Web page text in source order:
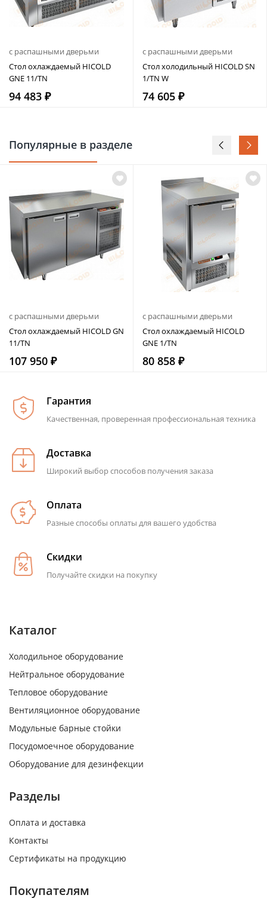
с распашными дверьми
Стол охлаждаемый HICOLD
GNE 11/TN
94 483 ₽
с распашными дверьми
Стол холодильный HICOLD SN
1/TN W
74 605 ₽
Популярные в разделе
с распашными дверьми
Стол охлаждаемый HICOLD GN
11/TN
107 950 ₽
с распашными дверьми
Стол охлаждаемый HICOLD
GNE 1/TN
80 858 ₽
Гарантия
Качественная, проверенная профессиональная техника
Доставка
Широкий выбор способов получения заказа
Оплата
Разные способы оплаты для вашего удобства
Скидки
Получайте скидки на покупку
Каталог
Холодильное оборудование
Нейтральное оборудование
Тепловое оборудование
Вентиляционное оборудование
Модульные барные стойки
Посудомоечное оборудование
Оборудование для дезинфекции
Разделы
Оплата и доставка
Контакты
Сертификаты на продукцию
Покупателям